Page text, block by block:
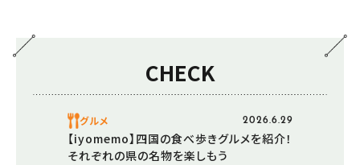
CHECK
グルメ 2026.6.29
【iyomemo】四国の食べ歩きグルメを紹介！
それぞれの県の名物を楽しもう